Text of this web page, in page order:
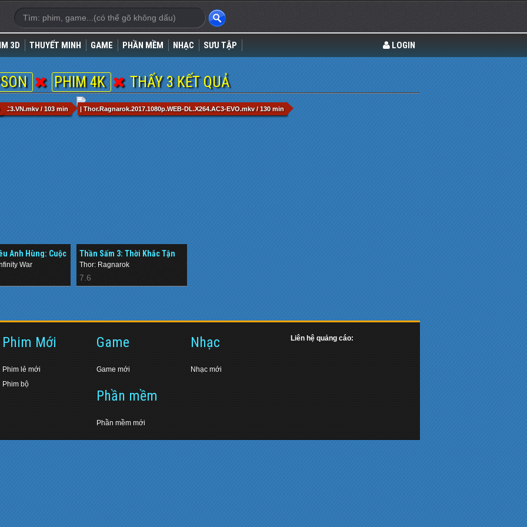
3D THUYẾT MINH GAME PHẦN MỀM NHẠC SƯU TẬP LOGIN
PHIM 4K THẤY 3 KẾT QUẢ
/ 103 min
Anh Hùng: Cuộc
(2018)
War
| Thor.Ragnarok.2017.1080p.WEB-DL.X264.AC3-EVO.mkv / 130 min
Thần Sấm 3: Thời Khắc Tận
Thế (2017)
Thor: Ragnarok
7.6
Phim Mới
Phim lẻ mới
Phim bộ
Game
Game mới
Phần mềm
Phần mềm mới
Nhạc
Nhạc mới
Liên hệ quảng cáo: